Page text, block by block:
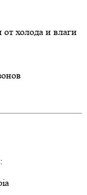
холода и влаги